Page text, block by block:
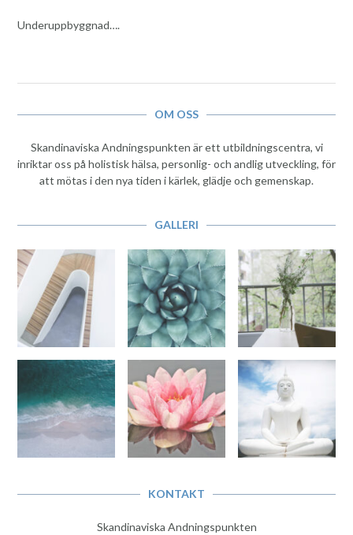
Underuppbyggnad….
OM OSS
Skandinaviska Andningspunkten är ett utbildningscentra, vi
inriktar oss på holistisk hälsa, personlig- och andlig utveckling, för
att mötas i den nya tiden i kärlek, glädje och gemenskap.
GALLERI
KONTAKT
Skandinaviska Andningspunkten